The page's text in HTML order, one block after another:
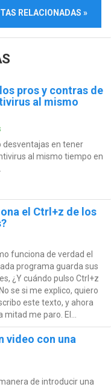
RELACIONADAS »
pros y contras de
al mismo
desventajas en tener
al mismo tiempo en
el Ctrl+z de los
funciona de verdad el
programa guarda sus
¿Y cuándo pulso Ctrl+z
se si me explico, quiero
este texto, y ahora
me paro. El...
video con una
de introducir una